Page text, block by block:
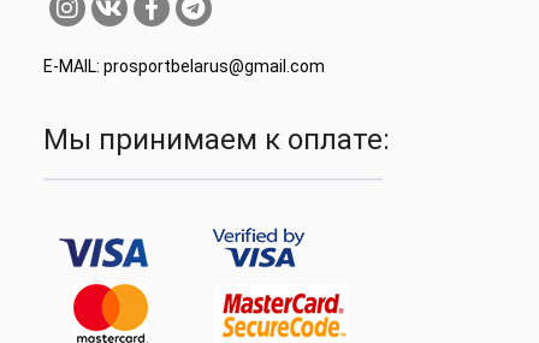
E-MAIL: prosportbelarus@gmail.com
Мы принимаем к оплате: